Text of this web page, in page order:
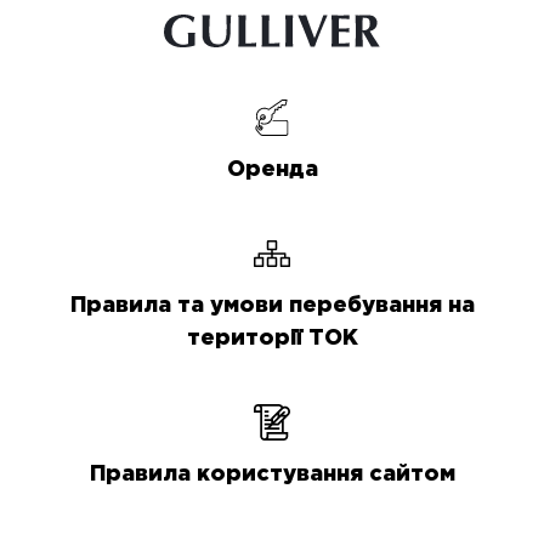
Оренда
Правила та умови перебування на
території ТОК
Правила користування сайтом